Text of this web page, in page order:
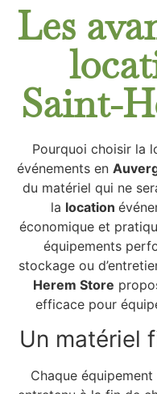
Les
Saint-
Pourquoi choisir la
événements en
du matériel qui ne
la location
économique et
équipements
stockage ou
Herem Store
efficace pour
Un matériel
Chaque